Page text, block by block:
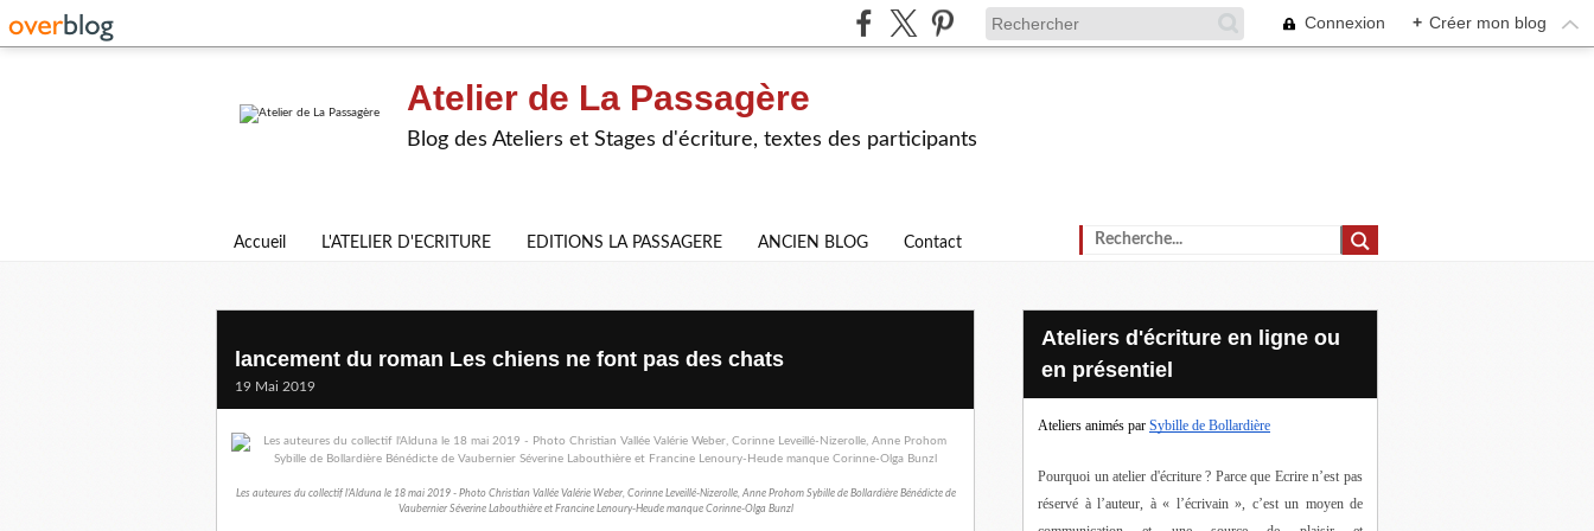
Connexion + Créer mon blog
Atelier de La Passagère
Blog des Ateliers et Stages d'écriture, textes des participants
Accueil L'ATELIER D'ECRITURE EDITIONS LA PASSAGERE ANCIEN BLOG Contact
lancement du roman Les chiens ne font pas des chats
19 Mai 2019
Les auteures du collectif l'Alduna le 18 mai 2019 - Photo Christian Vallée Valérie Weber, Corinne Leveillé-Nizerolle, Anne Prohom Sybille de Bollardière Bénédicte de
Vaubernier Séverine Labouthière et Francine Lenoury-Heude manque Corinne-Olga Bunzl
Ateliers d'écriture en ligne ou
en présentiel
Ateliers animés par Sybille de Bollardière
Pourquoi un atelier d'écriture ? Parce que Ecrire n’est pas
réservé à l’auteur, à « l’écrivain », c’est un moyen de